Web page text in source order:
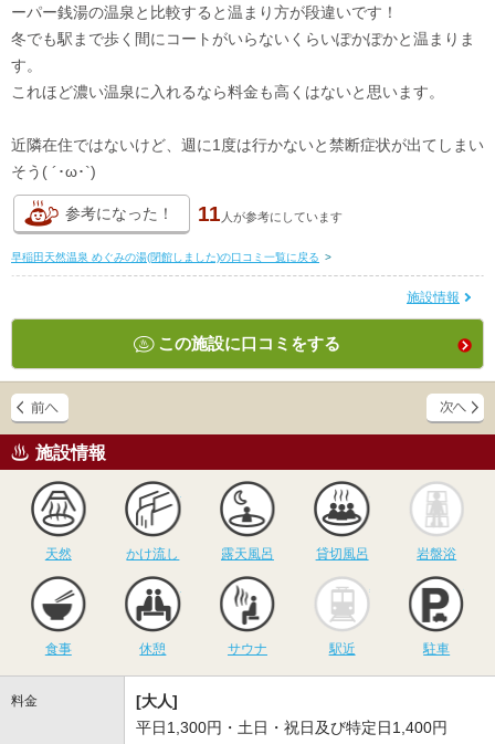
ーパー銭湯の温泉と比較すると温まり方が段違いです！
冬でも駅まで歩く間にコートがいらないくらいぽかぽかと温まりま
す。
これほど濃い温泉に入れるなら料金も高くはないと思います。
近隣在住ではないけど、週に1度は行かないと禁断症状が出てしまい
そう( ´･ω･`)
参考になった！ 11 人が参考にしています
早稲田天然温泉 めぐみの湯(閉館しました)の口コミ一覧に戻る >
施設情報
この施設に口コミをする
施設情報
天然
かけ流し
かけ流し
露天風呂
露天風呂
貸切風呂
貸切風呂 岩盤浴
食事 休憩
サウナ
サウナ 駅近 駐車
料金
[大人]
平日1,300円・土日・祝日及び特定日1,400円